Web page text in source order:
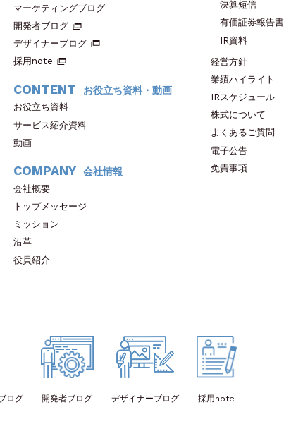
マーケティングブログ
開発者ブログ
デザイナーブログ
採用note
CONTENT お役立ち資料・動画
お役立ち資料
サービス紹介資料
動画
COMPANY 会社情報
会社概要
トップメッセージ
ミッション
沿革
役員紹介
決算短信
有価証券報告書
IR資料
経営方針
業績ハイライト
IRスケジュール
株式について
よくあるご質問
電子公告
免責事項
ログ 開発者ブログ デザイナーブログ 採用note